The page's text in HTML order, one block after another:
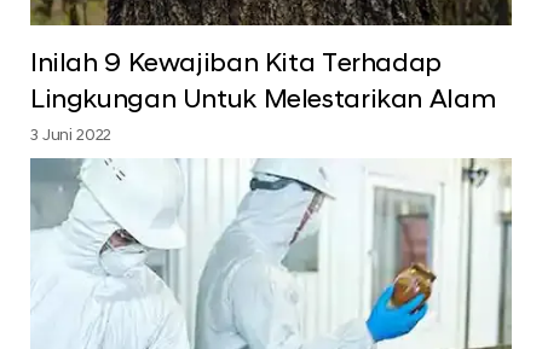
Inilah 9 Kewajiban Kita Terhadap
Lingkungan Untuk Melestarikan Alam
3 Juni 2022